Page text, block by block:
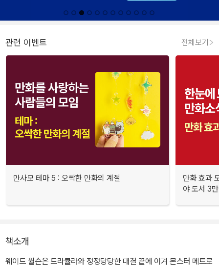
관련 이벤트 전체보기
만사모 테마 5 : 오싹한 만화의 계절
만화 효과
야 도서 3
책소개
웨이드 윌슨은 드라큘라와 정정당당한 대결 끝에 이겨 몬스터 메트로